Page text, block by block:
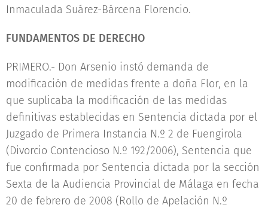
Inmaculada Suárez-Bárcena Florencio.
FUNDAMENTOS DE DERECHO
PRIMERO.- Don Arsenio instó demanda de
modificación de medidas frente a doña Flor, en la
que suplicaba la modificación de las medidas
definitivas establecidas en Sentencia dictada por el
Juzgado de Primera Instancia N.º 2 de Fuengirola
(Divorcio Contencioso N.º 192/2006), Sentencia que
fue confirmada por Sentencia dictada por la sección
Sexta de la Audiencia Provincial de Málaga en fecha
20 de febrero de 2008 (Rollo de Apelación N.º